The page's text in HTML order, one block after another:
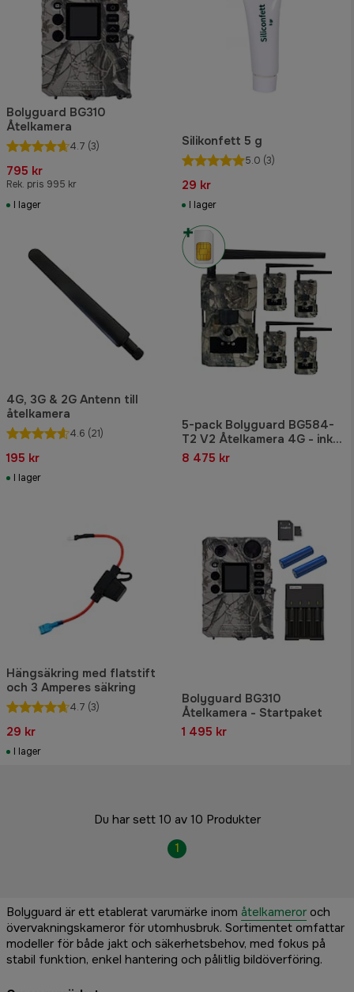
Bolyguard BG310
Åtelkamera
4.7 (3)
795 kr
Rek. pris 995 kr
I lager
Silikonfett 5 g
5.0 (3)
29 kr
I lager
4G, 3G & 2G Antenn till
åtelkamera
4.6 (21)
195 kr
I lager
5-pack Bolyguard BG584-
T2 V2 Åtelkamera 4G - inkl
5x3 månader Molnus-SIM
8 475 kr
Hängsäkring med flatstift
och 3 Amperes säkring
4.7 (3)
29 kr
I lager
Bolyguard BG310
Åtelkamera - Startpaket
1 495 kr
Du har sett 10 av 10 Produkter
1
Bolyguard är ett etablerat varumärke inom åtelkameror och
övervakningskameror för utomhusbruk. Sortimentet omfattar
modeller för både jakt och säkerhetsbehov, med fokus på
stabil funktion, enkel hantering och pålitlig bildöverföring.